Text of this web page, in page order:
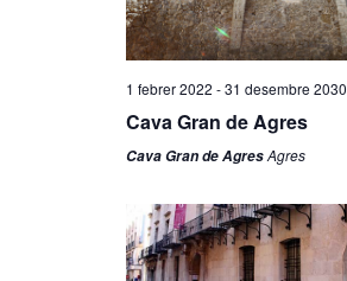
1 febrer 2022 -31 desembre 2030
Cava Gran de Agres
Cava Gran de AgresAgres